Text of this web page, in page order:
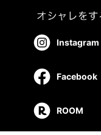
Instagram
Facebook
ROOM